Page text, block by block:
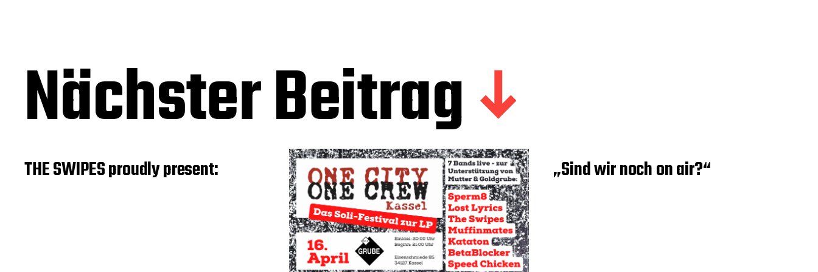
Nächster Beitrag
THE SWIPES proudly present: „Sind wir noch on air?“